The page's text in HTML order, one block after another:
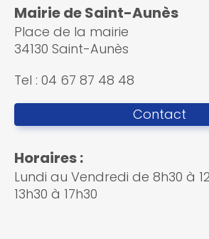
Mairie de Saint-Aunès
Place de la mairie
34130 Saint-Aunès
Tel : 04 67 87 48 48
Contact
Horaires :
Lundi au Vendredi de 8h30 à
13h30 à 17h30